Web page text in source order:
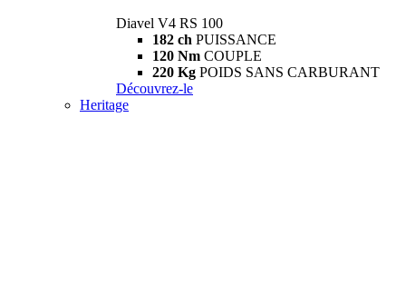
Diavel V4 RS 100
182 ch PUISSANCE
120 Nm COUPLE
220 Kg POIDS SANS CARBURANT
Découvrez-le
Heritage